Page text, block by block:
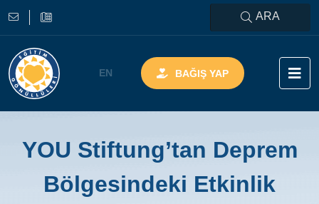
ARA
EN BAĞIŞ YAP
YOU Stiftung’tan Deprem
Bölgesindeki Etkinlik